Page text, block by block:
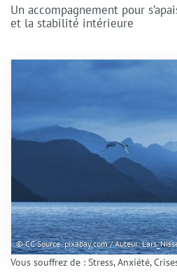
Un accompagnement pour
et la stabilité intérieure
© CC Source: pixabay.com / Auteur:
Vous souffrez de : Stress, Anxiété,